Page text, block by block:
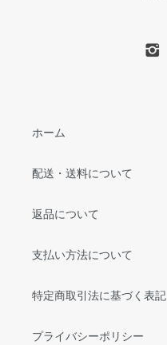
ホーム
配送・送料について
返品について
支払い方法について
特定商取引法に基づく表記
プライバシーポリシー